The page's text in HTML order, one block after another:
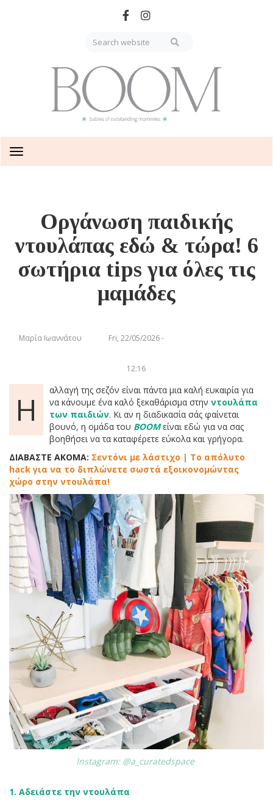
Toggle
navigation
Οργάνωση παιδικής
ντουλάπας εδώ & τώρα! 6
σωτήρια tips για όλες τις
μαμάδες
Μαρία Ιωαννάτου Fri, 22/05/2026 -
12:16
Η
αλλαγή της σεζόν είναι πάντα μια καλή ευκαιρία για
να κάνουμε ένα καλό ξεκαθάρισμα στην ντουλάπα
των παιδιών. Κι αν η διαδικασία σάς φαίνεται
βουνό, η ομάδα του BOOM είναι εδώ για να σας
βοηθήσει να τα καταφέρετε εύκολα και γρήγορα.
ΔΙΑΒΑΣΤΕ ΑΚΟΜΑ: Σεντόνι με λάστιχο | Το απόλυτο
hack για να το διπλώνετε σωστά εξοικονομώντας
χώρο στην ντουλάπα!
Instagram: @a_curatedspace
1. Αδειάστε την ντουλάπα